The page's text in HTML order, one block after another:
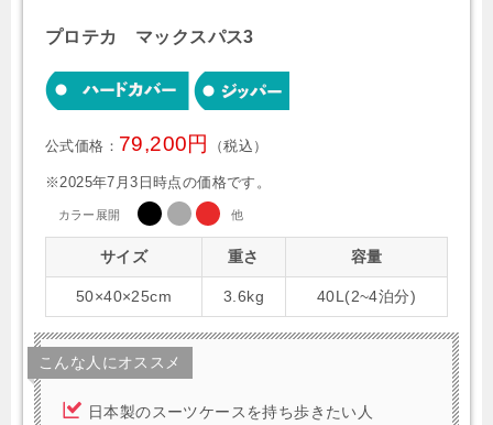
プロテカ マックスパス3
公式価格： 79,200円 （税込）
※2025年7月3日時点の価格です。
カラー展開 他
サイズ 重さ 容量
50×40×25cm 3.6kg 40L(2~4泊分)
こんな人にオススメ
日本製のスーツケースを持ち歩きたい人